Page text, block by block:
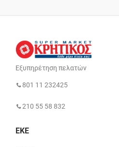
Εξυπηρέτηση πελατών
801 11 232425
210 55 58 832
ΕΚΕ